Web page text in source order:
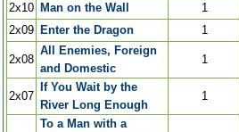
2x10 Man on the Wall
1
2x09 Enter the Dragon 1
2x08
All Enemies, Foreign
and Domestic
1
2x07
If You Wait by the
River Long Enough
1
To a Man with a